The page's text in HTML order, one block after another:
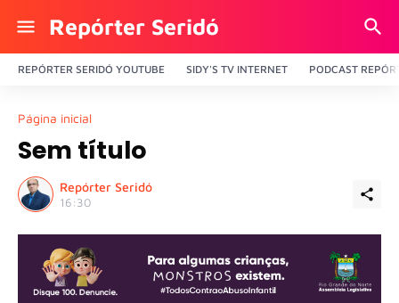
Repórter Seridó
REPÓRTER SERIDÓ YOUTUBE SIDY'S TV INTERNET PODCAST
Página inicial
Sem título
Repórter Seridó
16:30